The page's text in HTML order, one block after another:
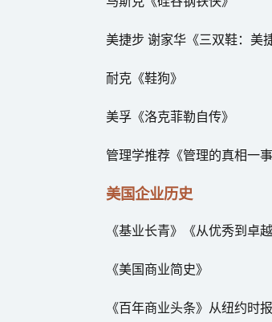
美捷步 谢家华《三双鞋：美
耐克《鞋狗》
美孚《洛克菲勒自传》
管理学推荐《管理的真相一
美国企业历史
《基业长青》《从优秀到卓
《美国商业简史》
《百年商业头条》从纽约时